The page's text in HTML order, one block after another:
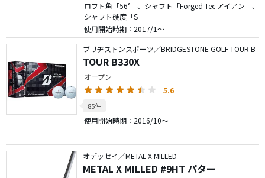
ロフト角「56°」、シャフト「Forged Tec アイアン」、
シャフト硬度「S」
使用開始時期：2017/1～
ブリヂストンスポーツ／BRIDGESTONE GOLF TOUR B
TOUR B330X
オープン
5.6
85件
使用開始時期：2016/10～
オデッセイ／METAL X MILLED
METAL X MILLED #9HT パター